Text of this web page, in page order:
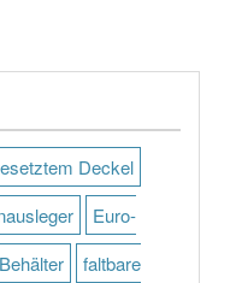
Deckel
Euro-
faltbare